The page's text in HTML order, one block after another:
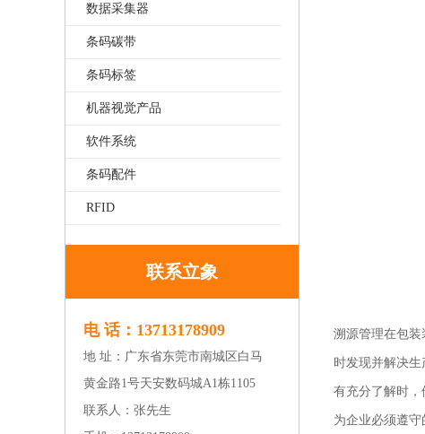
数据采集器
条码碳带
条码标签
机器视觉产品
软件系统
条码配件
RFID
联系立象
电 话：13713178909
地 址：广东省东莞市南城区白马
黄金路1号天安数码城A1栋1105
联系人：张先生
溯源管理在包
时发现并解决
有充分了解时
为企业必须遵守